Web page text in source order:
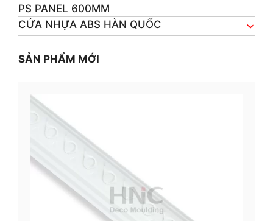
PS PANEL 600MM
CỬA NHỰA ABS HÀN QUỐC
SẢN PHẨM MỚI